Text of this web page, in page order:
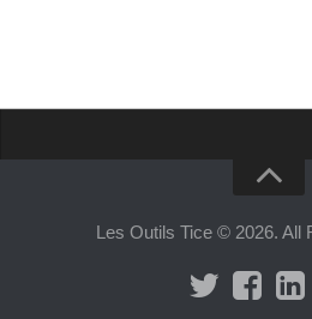
Annoncer sur Outils Tice
Abonnement Premium
Les Outils Tice © 2026. All